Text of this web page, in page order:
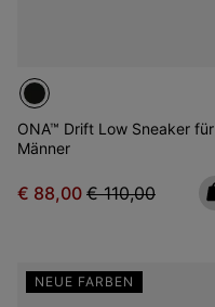
ONA™ Drift Low Sneaker für
Männer
Sale price:
€ 88,00 Regular price:
€ 110,00
NEUE FARBEN